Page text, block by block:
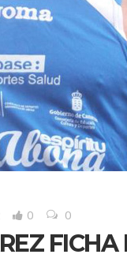
0 0
FICHA